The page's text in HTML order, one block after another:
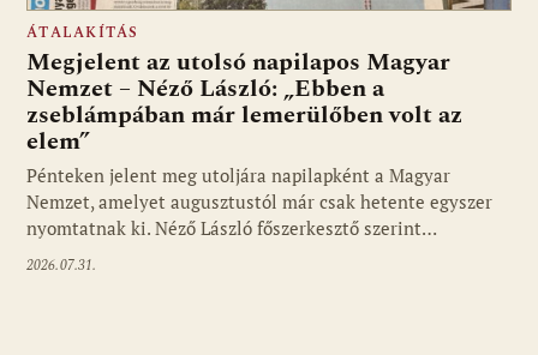
ÁTALAKÍTÁS
Megjelent az utolsó napilapos Magyar
Nemzet – Néző László: „Ebben a
zseblámpában már lemerülőben volt az
elem”
Pénteken jelent meg utoljára napilapként a Magyar
Nemzet, amelyet augusztustól már csak hetente egyszer
nyomtatnak ki. Néző László főszerkesztő szerint…
2026.07.31.